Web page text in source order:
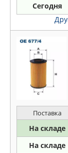
Сегодня
Поставка
На складе
На складе